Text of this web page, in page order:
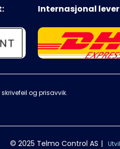
Internasjonal
og prisavvik.
© 2025 Telmo Control AS |